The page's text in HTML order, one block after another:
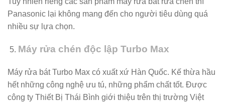
Panasonic lại không mang đến cho người tiêu dùng quá
nhiều sự lựa chọn.
Máy rửa chén độc lập Turbo Max
Máy rửa bát Turbo Max có xuất xứ Hàn Quốc. Kế thừa hầu
hết những công nghệ ưu tú, những phẩm chất tốt. Được
công ty Thiết Bị Thái Bình giới thiệu trên thị trường Việt